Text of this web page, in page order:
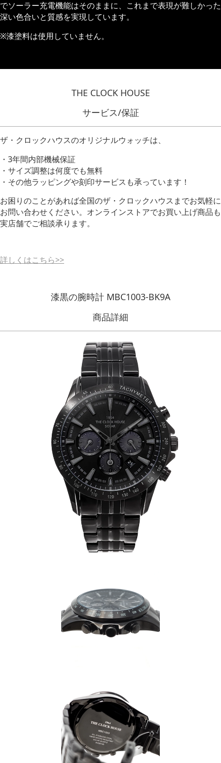
でソーラー充電機能はそのままに、これまで表現が難しかった
深い色合いと質感を実現しています。
※漆塗料は使用していません。
THE CLOCK HOUSE
サービス/保証
ザ・クロックハウスのオリジナルウォッチは、
・3年間内部機械保証
・サイズ調整は何度でも無料
・その他ラッピングや刻印サービスも承っています！
お困りのことがあれば全国のザ・クロックハウスまでお気軽に
お問い合わせください。オンラインストアでお買い上げ商品も
実店舗でご相談承ります。
詳しくはこちら>>
漆黒の腕時計 MBC1003-BK9A
商品詳細